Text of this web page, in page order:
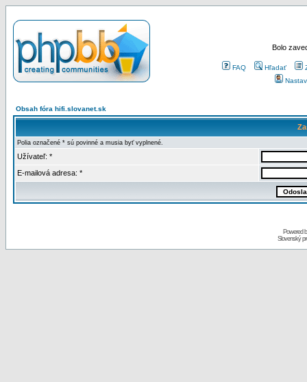
Bolo
FAQ Hľadať
Obsah fóra hifi.slovanet.sk
Polia označené * sú povinné a musia byť vyplnené.
Užívateľ: *
E-mailová adresa: *
Powered
Slovenský